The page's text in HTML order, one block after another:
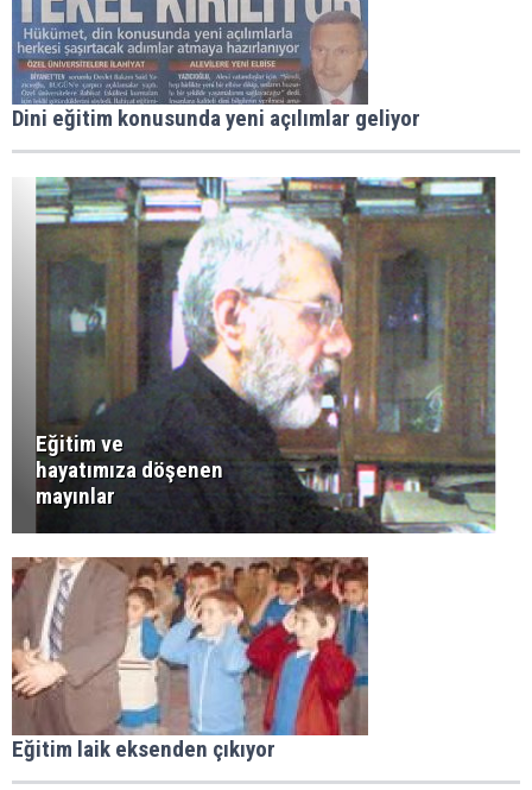
Dini eğitim konusunda yeni açılımlar geliyor
Eğitim ve
hayatımıza döşenen
mayınlar
Eğitim laik eksenden çıkıyor